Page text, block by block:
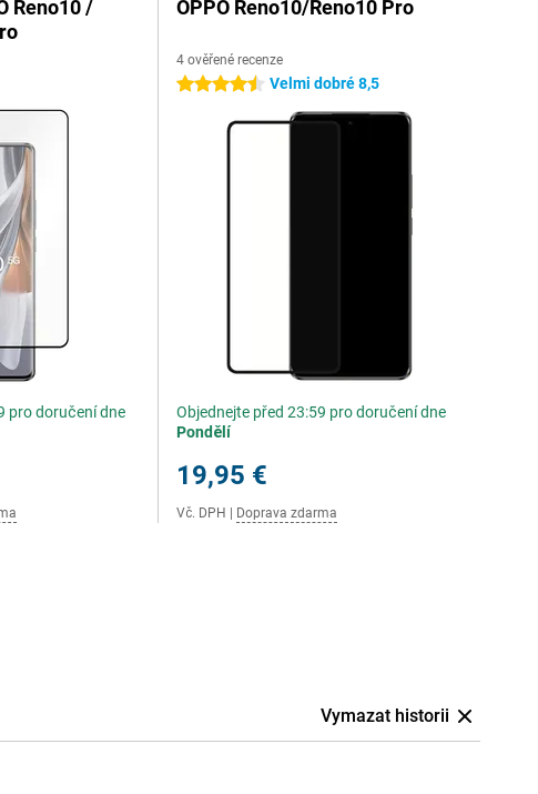
Reno10 /
pro doručení dne
OPPO Reno10/Reno10 Pro
4 ověřené recenze
4.5 hvězdičkyVelmi dobré 8,5
Objednejte před 23:59 pro doručení dne
Pondělí
19,95 €
Vč. DPH Doprava zdarma
Vymazat historii